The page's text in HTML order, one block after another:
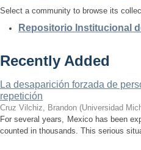
Select a community to browse its
Repositorio Institucional
Recently Added
La desaparición forzada de
repetición
Cruz Vilchiz, Brandon (Universidad
For several years, Mexico has been
counted in thousands. This serious